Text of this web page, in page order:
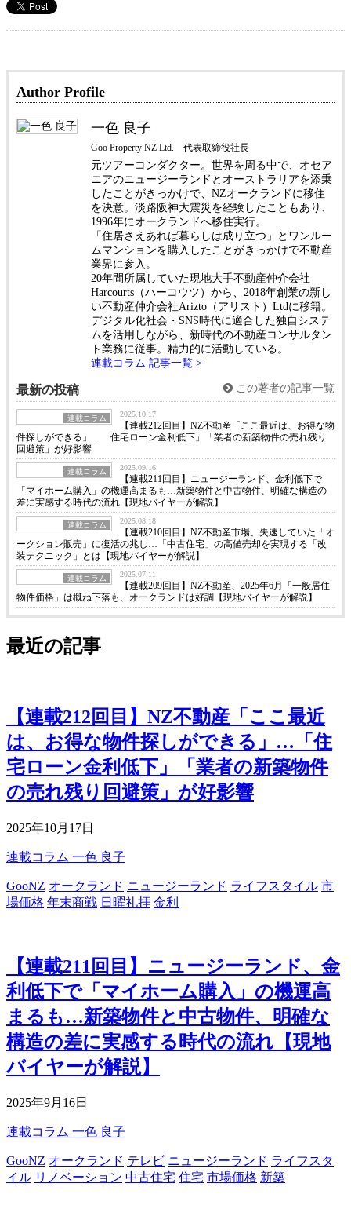
Author Profile
一色 良子
Goo Property NZ Ltd. 代表取締役社長
元ツアーコンダクター。世界を周る中で、オセア
ニアのニュージーランドとオーストラリアを添乗
したことがきっかけで、NZオークランドに移住
を決意。淡路阪神大震災を経験したこともあり、
1996年にオークランドへ移住実行。
「住居さえあれば暮らしは成り立つ」とワンルー
ムマンションを購入したことがきっかけで不動産
業界に参入。
20年間所属していた現地大手不動産仲介会社
Harcourts（ハーコウツ）から、2018年創業の新し
い不動産仲介会社Arizto（アリスト）Ltdに移籍。
デジタル化社会・SNS時代に適合した独自システ
ムを活用しながら、新時代の不動産コンサルタン
ト業務に従事。精力的に活動している。
連載コラム 記事一覧 >
最新の投稿 この著者の記事一覧
連載コラム 2025.10.17
【連載212回目】NZ不動産「ここ最近は、お得な物
件探しができる」…「住宅ローン金利低下」「業者の新築物件の売れ残り
回避策」が好影響
連載コラム 2025.09.16
【連載211回目】ニュージーランド、金利低下で
「マイホーム購入」の機運高まるも…新築物件と中古物件、明確な構造の
差に実感する時代の流れ【現地バイヤーが解説】
連載コラム 2025.08.18
【連載210回目】NZ不動産市場、失速していた「オ
ークション販売」に復活の兆し…「中古住宅」の高値売却を実現する「改
装テクニック」とは【現地バイヤーが解説】
連載コラム 2025.07.11
【連載209回目】NZ不動産、2025年6月「一般居住
物件価格」は概ね下落も、オークランドは好調【現地バイヤーが解説】
最近の記事
【連載212回目】NZ不動産「ここ最近
は、お得な物件探しができる」…「住
宅ローン金利低下」「業者の新築物件
の売れ残り回避策」が好影響
2025年10月17日
連載コラム 一色 良子
GooNZ オークランド ニュージーランド ライフスタイル 市
場価格 年末商戦 日曜礼拝 金利
【連載211回目】ニュージーランド、金
利低下で「マイホーム購入」の機運高
まるも…新築物件と中古物件、明確な
構造の差に実感する時代の流れ【現地
バイヤーが解説】
2025年9月16日
連載コラム 一色 良子
GooNZ オークランド テレビ ニュージーランド ライフスタ
イル リノベーション 中古住宅 住宅 市場価格 新築